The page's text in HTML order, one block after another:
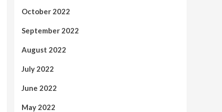
October 2022
September 2022
August 2022
July 2022
June 2022
May 2022